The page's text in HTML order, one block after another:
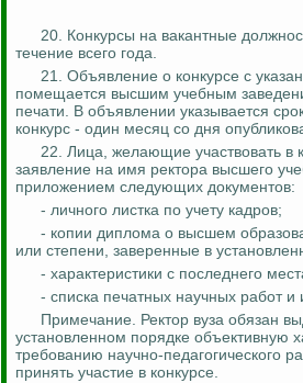
20. Конкурсы на вакантные
течение всего года.
21. Объявление о конкурсе с
помещается высшим учебным
печати. В объявлении указывается
конкурс - один месяц со дня
22. Лица, желающие участвовать в
заявление на имя ректора высшего
приложением следующих документов:
- личного листка по учету кадров;
- копии диплома о высшем
или степени, заверенные в
- характеристики с последнего
- списка печатных научных работ и
Примечание. Ректор вуза обязан
установленном порядке объективную
требованию научно-педагогического
принять участие в конкурсе.